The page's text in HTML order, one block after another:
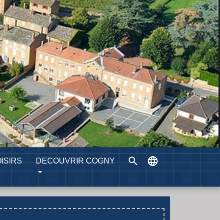
DECOUVRIR COGNY search language